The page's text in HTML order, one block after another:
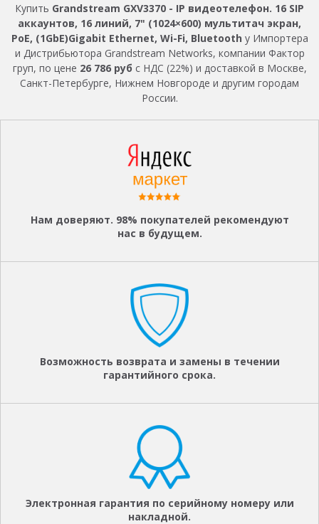
Купить Grandstream GXV3370 - IP видеотелефон. 16 SIP
аккаунтов, 16 линий, 7" (1024×600) мультитач экран,
PoE, (1GbE)Gigabit Ethernet, Wi-Fi, Bluetooth у Импортера
и Дистрибьютора Grandstream Networks, компании Фактор
груп, по цене 26 786 руб с НДС (22%) и доставкой в Москве,
Санкт-Петербурге, Нижнем Новгороде и другим городам
России.
Нам доверяют. 98% покупателей рекомендуют
нас в будущем.
Возможность возврата и замены в течении
гарантийного срока.
Электронная гарантия по серийному номеру или
накладной.